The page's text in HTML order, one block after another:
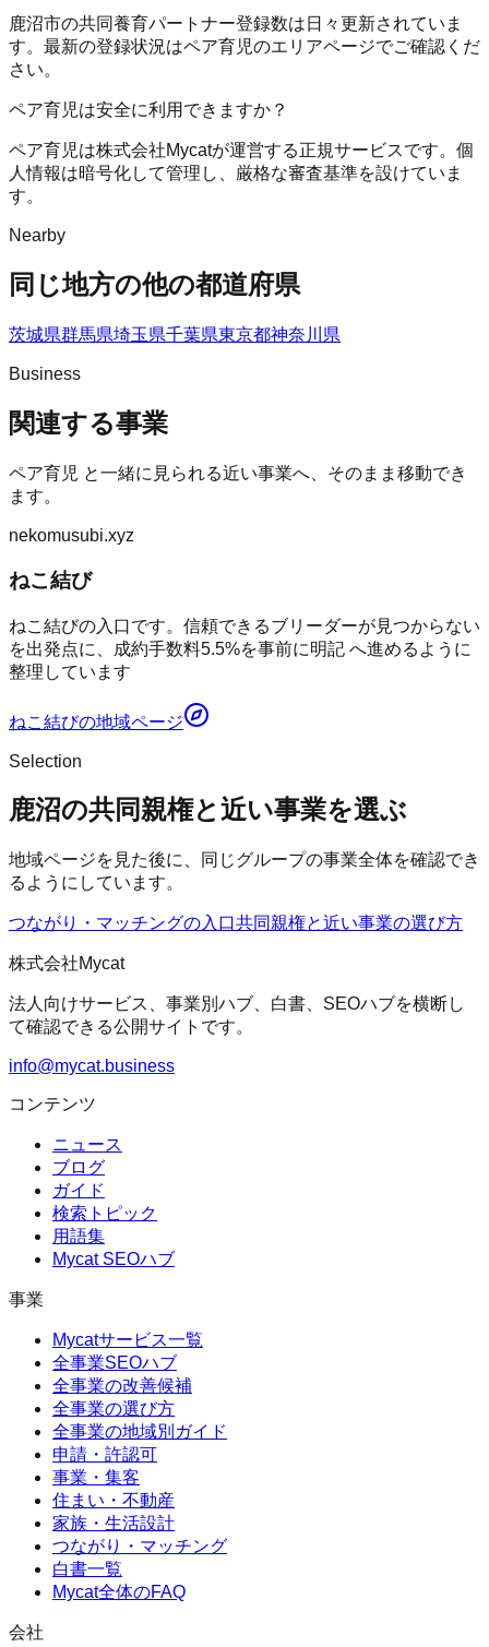
鹿沼市の共同養育パートナー登録数は日々更新されていま
す。最新の登録状況はペア育児のエリアページでご確認くだ
さい。
ペア育児は安全に利用できますか？
ペア育児は株式会社Mycatが運営する正規サービスです。個
人情報は暗号化して管理し、厳格な審査基準を設けていま
す。
Nearby
同じ地方の他の都道府県
茨城県群馬県埼玉県千葉県東京都神奈川県
Business
関連する事業
ペア育児 と一緒に見られる近い事業へ、そのまま移動でき
ます。
nekomusubi.xyz
ねこ結び
ねこ結びの入口です。信頼できるブリーダーが見つからない
を出発点に、成約手数料5.5%を事前に明記 へ進めるように
整理しています
ねこ結びの地域ページ
Selection
鹿沼の共同親権と近い事業を選ぶ
地域ページを見た後に、同じグループの事業全体を確認でき
るようにしています。
つながり・マッチングの入口共同親権と近い事業の選び方
株式会社Mycat
法人向けサービス、事業別ハブ、白書、SEOハブを横断し
て確認できる公開サイトです。
info@mycat.business
コンテンツ
ニュース
ブログ
ガイド
検索トピック
用語集
Mycat SEOハブ
事業
Mycatサービス一覧
全事業SEOハブ
全事業の改善候補
全事業の選び方
全事業の地域別ガイド
申請・許認可
事業・集客
住まい・不動産
家族・生活設計
つながり・マッチング
白書一覧
Mycat全体のFAQ
会社